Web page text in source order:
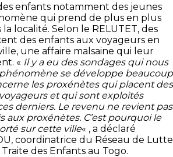
enfants notamment des jeunes
qui prend de plus en plus
la localité. Selon le RELUTET, des
des enfants aux voyageurs en
une affaire malsaine qui leur
« Ily a eu des sondages qui nous
se développe beaucoup
les proxénètes qui placent des
et qui sont exploités
derniers.Le revenu ne revient pas
aux proxénètes.C’est pourquoi le
sur cette ville« , a déclaré
, coordinatrice du Réseau de Lutte
des Enfants au Togo.